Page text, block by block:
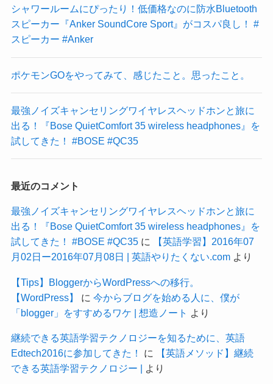
シャワールームにぴったり！低価格なのに防水Bluetooth
スピーカー『Anker SoundCore Sport』がコスパ良し！ #
スピーカー #Anker
ポケモンGOをやってみて、感じたこと。思ったこと。
最強ノイズキャンセリングワイヤレスヘッドホンと旅に
出る！『Bose QuietComfort 35 wireless headphones』を
試してきた！ #BOSE #QC35
最近のコメント
最強ノイズキャンセリングワイヤレスヘッドホンと旅に
出る！『Bose QuietComfort 35 wireless headphones』を
試してきた！ #BOSE #QC35に
【英語学習】2016年07
月02日ー2016年07月08日 | 英語やりたくない.comより
【Tips】BloggerからWordPressへの移行。
【WordPress】
に 今からブログを始める人に、僕が
「blogger」をすすめるワケ | 想造ノート
より
継続できる英語学習テクノロジーを知るために、英語
Edtech2016に参加してきた！
に
【英語メソッド】継続
できる英語学習テクノロジー | より